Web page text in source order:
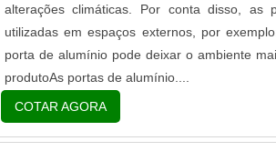
pois considerando os benefícios e
feita por profissionais de diversas áreas ou
como parte de atividades, de maneira
UMA BOA Escada de fibra 12mos
todas as informações necessárias sobre
empresa conceituada no ramo, que vem
qualidade e serviços de ponta, contando
alterações climáticas. Por conta disso, as
utilizadas em espaços externos, por
porta de alumínio pode deixar o ambiente
produtoAs portas de alumínio....
COTAR AGORA